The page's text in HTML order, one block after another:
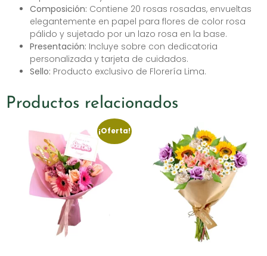
Composición: Contiene 20 rosas rosadas, envueltas
elegantemente en papel para flores de color rosa
pálido y sujetado por un lazo rosa en la base.
Presentación: Incluye sobre con dedicatoria
personalizada y tarjeta de cuidados.
Sello: Producto exclusivo de Florería Lima.
Productos relacionados
¡Oferta!